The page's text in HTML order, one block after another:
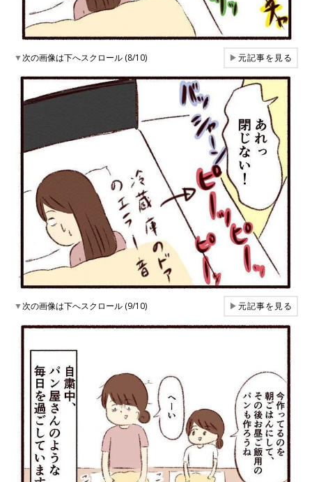
▼次の画像は下へスクロール (8/10) ▶元記事を見る
▼次の画像は下へスクロール (9/10) ▶元記事を見る